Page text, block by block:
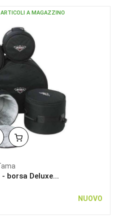
A MAGAZZINO
borsa Deluxe...
NUOVO